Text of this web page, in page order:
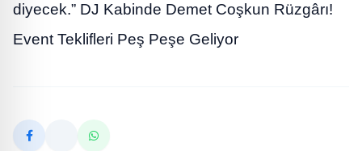
diyecek.” DJ Kabinde Demet Coşkun Rüzgârı!
Event Teklifleri Peş Peşe Geliyor